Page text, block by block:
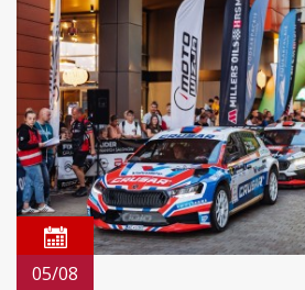
05/08